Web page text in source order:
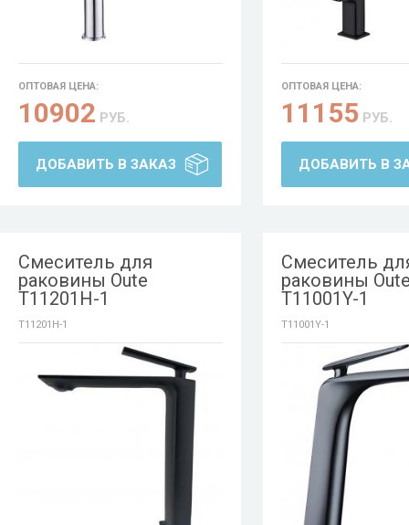
ОПТОВАЯ ЦЕНА:
10902 РУБ.
ДОБАВИТЬ В ЗАКАЗ
ОПТОВАЯ ЦЕНА:
11155 РУБ.
ДОБАВИТЬ В
Смеситель для
раковины Oute
T11201H-1
T11201H-1
Смеситель
раковины
T11001Y-1
T11001Y-1